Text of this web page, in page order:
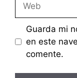
Guarda mi
en este
comente.